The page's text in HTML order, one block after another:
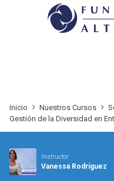
Inicio Nuestros Cursos
Gestión de la Diversidad en
Instructor
Vanessa Rodríguez